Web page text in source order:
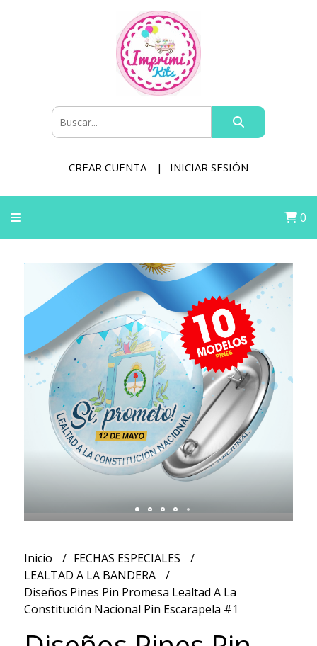
CREAR CUENTA INICIAR SESIÓN
0
Inicio
FECHAS ESPECIALES
LEALTAD A LA BANDERA
Diseños Pines Pin Promesa Lealtad A La
Constitución Nacional Pin Escarapela #1